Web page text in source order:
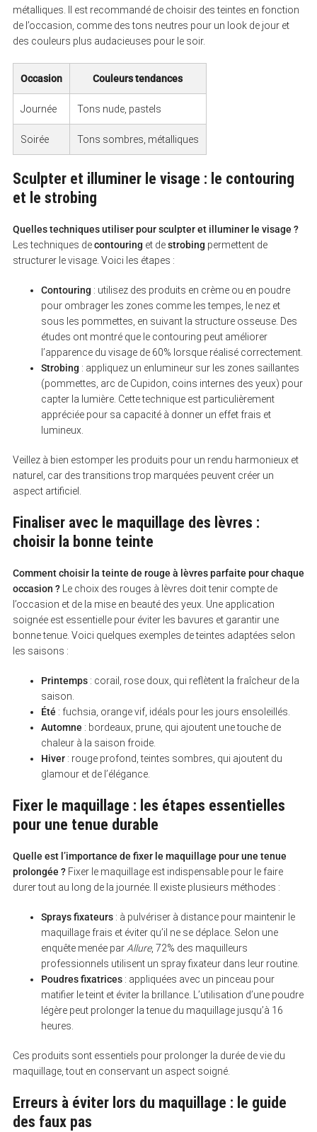
métalliques. Il est recommandé de choisir des teintes en fonction
de l’occasion, comme des tons neutres pour un look de jour et
des couleurs plus audacieuses pour le soir.
Occasion Couleurs tendances
Journée Tons nude, pastels
Soirée Tons sombres, métalliques
Sculpter et illuminer le visage : le contouring
et le strobing
Quelles techniques utiliser pour sculpter et illuminer le visage ?
Les techniques decontouring et destrobing permettent de
structurer le visage. Voici les étapes :
Contouring : utilisez des produits en crème ou en poudre
pour ombrager les zones comme les tempes, le nez et
sous les pommettes, en suivant la structure osseuse. Des
études ont montré que le contouring peut améliorer
l’apparence du visage de 60% lorsque réalisé correctement.
Strobing : appliquez un enlumineur sur les zones saillantes
(pommettes, arc de Cupidon, coins internes des yeux) pour
capter la lumière. Cette technique est particulièrement
appréciée pour sa capacité à donner un effet frais et
lumineux.
Veillez à bien estomper les produits pour un rendu harmonieux et
naturel, car des transitions trop marquées peuvent créer un
aspect artificiel.
Finaliser avec le maquillage des lèvres :
choisir la bonne teinte
Comment choisir la teinte de rouge à lèvres parfaite pour chaque
occasion ?Le choix des rouges à lèvres doit tenir compte de
l’occasion et de la mise en beauté des yeux. Une application
soignée est essentielle pour éviter les bavures et garantir une
bonne tenue. Voici quelques exemples de teintes adaptées selon
les saisons :
Printemps: corail, rose doux, qui reflètent la fraîcheur de la
saison.
Été : fuchsia, orange vif, idéals pour les jours ensoleillés.
Automne : bordeaux, prune, qui ajoutent une touche de
chaleur à la saison froide.
Hiver: rouge profond, teintes sombres, qui ajoutent du
glamour et de l’élégance.
Fixer le maquillage : les étapes essentielles
pour une tenue durable
Quelle est l’importance de fixer le maquillage pour une tenue
prolongée ?Fixer le maquillage est indispensable pour le faire
durer tout au long de la journée. Il existe plusieurs méthodes :
Sprays fixateurs: à pulvériser à distance pour maintenir le
maquillage frais et éviter qu’il ne se déplace. Selon une
enquête menée par Allure, 72% des maquilleurs
professionnels utilisent un spray fixateur dans leur routine.
Poudres fixatrices: appliquées avec un pinceau pour
matifier le teint et éviter la brillance. L’utilisation d’une poudre
légère peut prolonger la tenue du maquillage jusqu’à 16
heures.
Ces produits sont essentiels pour prolonger la durée de vie du
maquillage, tout en conservant un aspect soigné.
Erreurs à éviter lors du maquillage : le guide
des faux pas